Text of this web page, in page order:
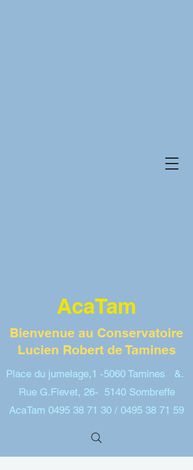
AcaTam
Bienvenue au Conservatoire
Lucien Robert de Tamines
Place du jumelage,1 -5060 Tamines &.
Rue G.Fievet, 26- 5140 Sombreffe
AcaTam 0495 38 71 30 / 0495 38 71 59